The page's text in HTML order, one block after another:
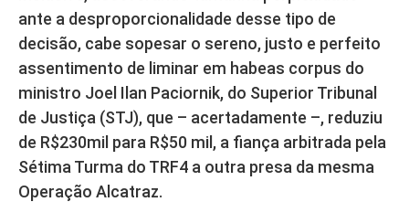
ante a desproporcionalidade desse tipo de
decisão, cabe sopesar o sereno, justo e perfeito
assentimento de liminar em habeas corpus do
ministro Joel Ilan Paciornik, do Superior Tribunal
de Justiça (STJ), que – acertadamente –, reduziu
de R$230mil para R$50 mil, a fiança arbitrada pela
Sétima Turma do TRF4 a outra presa da mesma
Operação Alcatraz.